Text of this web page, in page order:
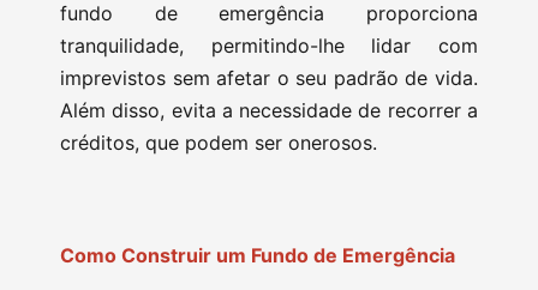
fundo de emergência proporciona
tranquilidade, permitindo-lhe lidar com
imprevistos sem afetar o seu padrão de vida.
Além disso, evita a necessidade de recorrer a
créditos, que podem ser onerosos.
Como Construir um Fundo de Emergência